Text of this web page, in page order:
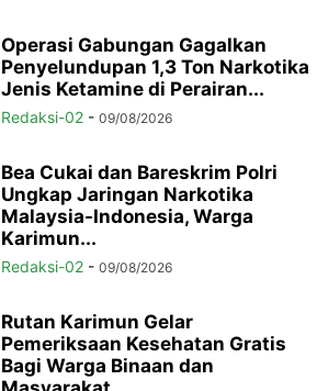
Operasi Gabungan Gagalkan
Penyelundupan 1,3 Ton Narkotika
Jenis Ketamine di Perairan...
Redaksi-02 - 09/08/2026
Bea Cukai dan Bareskrim Polri
Ungkap Jaringan Narkotika
Malaysia-Indonesia, Warga
Karimun...
Redaksi-02 - 09/08/2026
Rutan Karimun Gelar
Pemeriksaan Kesehatan Gratis
Bagi Warga Binaan dan